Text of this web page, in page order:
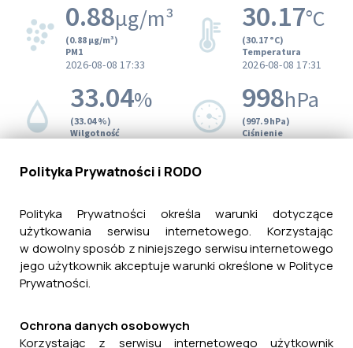
Polityka Prywatności i RODO
Polityka Prywatności określa warunki dotyczące
użytkowania serwisu internetowego. Korzystając
w dowolny sposób z niniejszego serwisu internetowego
jego użytkownik akceptuje warunki określone w Polityce
Prywatności.
Ochrona danych osobowych
Korzystając z serwisu internetowego użytkownik